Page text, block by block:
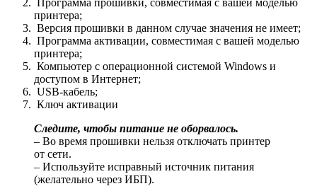
принтера;
Версия прошивки в данном случае значения не имеет;
Программа активации, совместимая с вашей моделью
принтера;
Компьютер с операционной системой Windows и
доступом в Интернет;
USB-кабель;
Ключ активации
Следите, чтобы питание не оборвалось.
– Во время прошивки нельзя отключать принтер
от сети.
– Используйте исправный источник питания
(желательно через ИБП).